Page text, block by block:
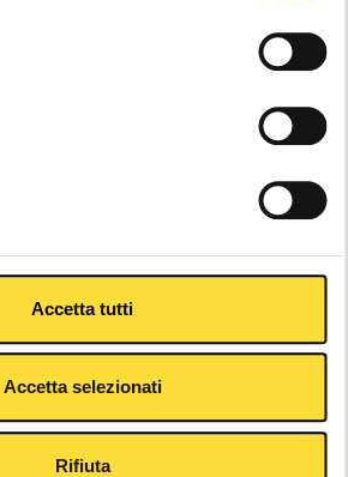
Accetta tutti
Accetta selezionati
Rifiuta